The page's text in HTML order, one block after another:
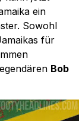
ein
Sowohl
für
Bob